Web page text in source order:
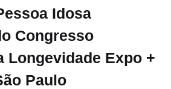
Idosa
Congresso
Longevidade Expo +
Paulo